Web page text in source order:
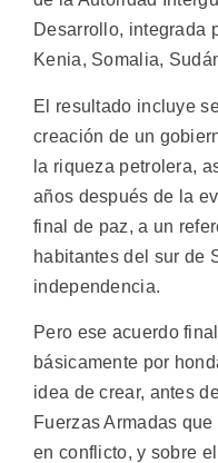
Desarrollo, integrada
Kenia, Somalia,
El resultado incluye
creación de un
la riqueza petrolera,
años después de la
final de paz, a un
habitantes del sur de
independencia.
Pero ese acuerdo
básicamente por
idea de crear, antes
Fuerzas Armadas
en conflicto, y sobre